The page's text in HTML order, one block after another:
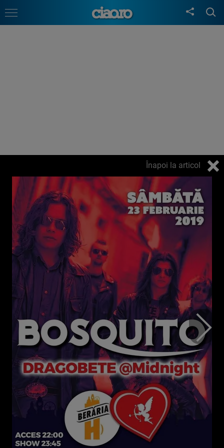
Înapoi la articol